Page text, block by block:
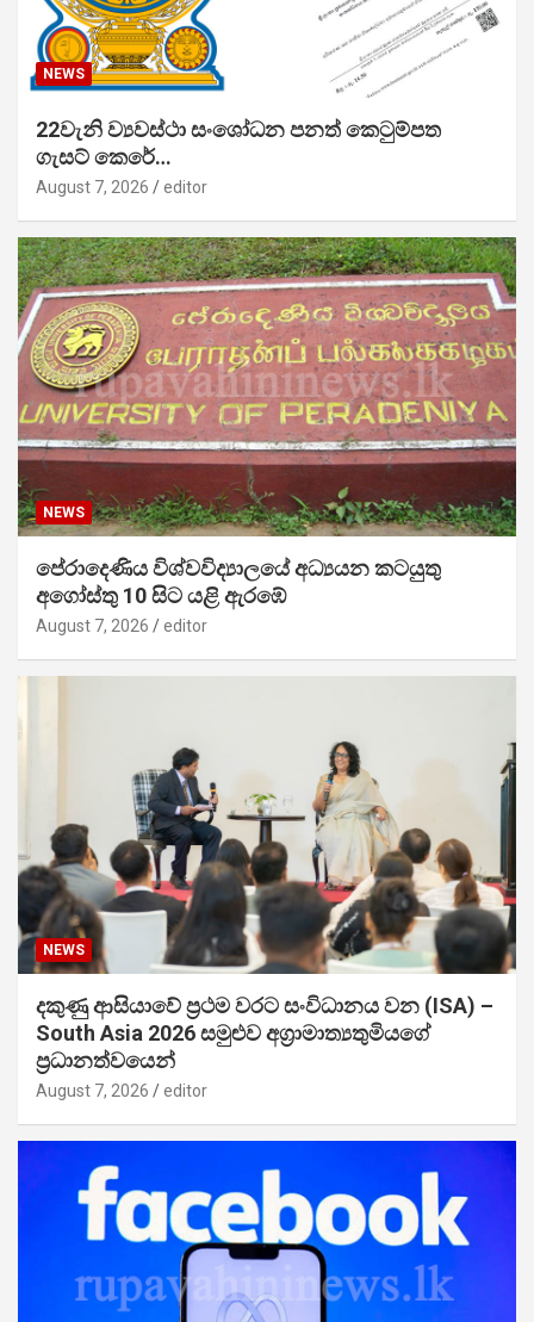
NEWS
22වැනි ව්‍යවස්ථා සංශෝධන පනත් කෙටුම්පත
ගැසට් කෙරේ…
August 7, 2026 editor
NEWS
පේරාදෙණිය විශ්වවිද්‍යාලයේ අධ්‍යයන කටයුතු
අගෝස්තු 10 සිට යළි ඇරඹේ
August 7, 2026 editor
NEWS
දකුණු ආසියාවේ ප්‍රථම වරට සංවිධානය වන (ISA) –
South Asia 2026 සමුළුව අග්‍රාමාත්‍යතුමියගේ
ප්‍රධානත්වයෙන්
August 7, 2026 editor